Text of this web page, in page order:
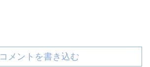
コメントを書き込む